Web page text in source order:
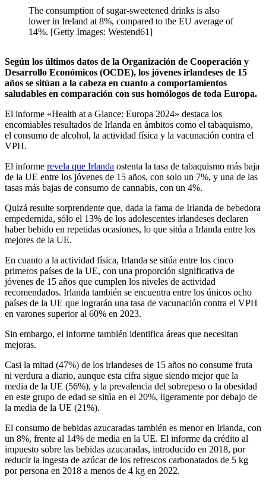
The consumption of sugar-sweetened drinks is also
lower in Ireland at 8%, compared to the EU average of
14%. [Getty Images: Westend61]
Según los últimos datos de la Organización de Cooperación y
Desarrollo Económicos (OCDE), los jóvenes irlandeses de 15
años se sitúan a la cabeza en cuanto a comportamientos
saludables en comparación con sus homólogos de toda Europa.
El informe «Health at a Glance: Europa 2024» destaca los
encomiables resultados de Irlanda en ámbitos como el tabaquismo,
el consumo de alcohol, la actividad física y la vacunación contra el
VPH.
El informe revela que Irlanda ostenta la tasa de tabaquismo más baja
de la UE entre los jóvenes de 15 años, con solo un 7%, y una de las
tasas más bajas de consumo de cannabis, con un 4%.
Quizá resulte sorprendente que, dada la fama de Irlanda de bebedora
empedernida, sólo el 13% de los adolescentes irlandeses declaren
haber bebido en repetidas ocasiones, lo que sitúa a Irlanda entre los
mejores de la UE.
En cuanto a la actividad física, Irlanda se sitúa entre los cinco
primeros países de la UE, con una proporción significativa de
jóvenes de 15 años que cumplen los niveles de actividad
recomendados. Irlanda también se encuentra entre los únicos ocho
países de la UE que lograrán una tasa de vacunación contra el VPH
en varones superior al 60% en 2023.
Sin embargo, el informe también identifica áreas que necesitan
mejoras.
Casi la mitad (47%) de los irlandeses de 15 años no consume fruta
ni verdura a diario, aunque esta cifra sigue siendo mejor que la
media de la UE (56%), y la prevalencia del sobrepeso o la obesidad
en este grupo de edad se sitúa en el 20%, ligeramente por debajo de
la media de la UE (21%).
El consumo de bebidas azucaradas también es menor en Irlanda, con
un 8%, frente al 14% de media en la UE. El informe da crédito al
impuesto sobre las bebidas azucaradas, introducido en 2018, por
reducir la ingesta de azúcar de los refrescos carbonatados de 5 kg
por persona en 2018 a menos de 4 kg en 2022.